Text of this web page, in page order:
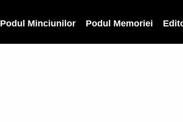
Podul Minciunilor Podul Memoriei